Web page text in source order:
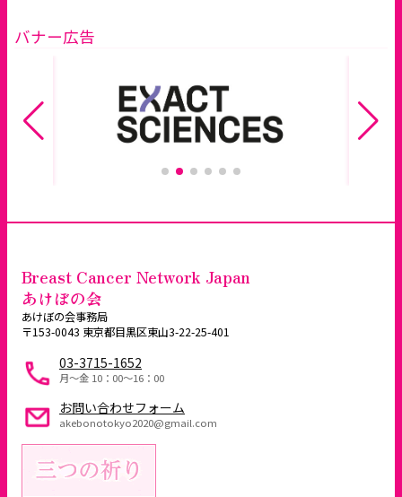
バナー広告
Breast Cancer Network Japan
あけぼの会
あけぼの会事務局
〒153-0043 東京都目黒区東山3-22-25-401
03-3715-1652
月～金 10：00〜16：00
お問い合わせフォーム
akebonotokyo2020@gmail.com